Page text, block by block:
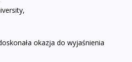
okazja do wyjaśnienia